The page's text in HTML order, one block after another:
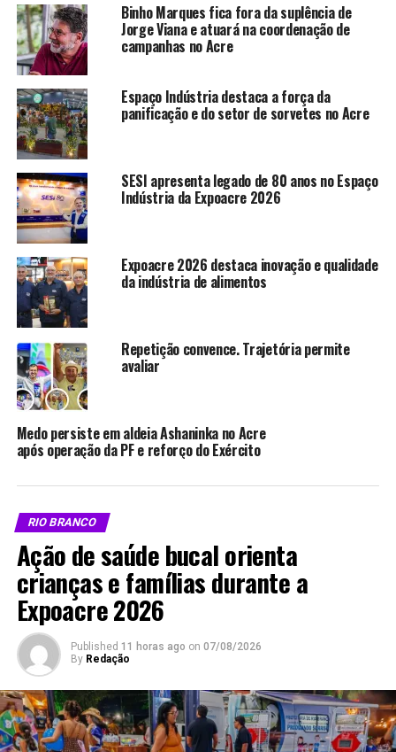
crescimento, visto que a produção local de suínos não
atende completamente às necessidades da empresa. Isso
aponta para a necessidade de políticas públicas
adicionais para estimular a produção local e integrar
pequenos produtores rurais em todo o estado.
No contexto mais amplo, a balança comercial do Acre
em 2023 sofreu influência de instabilidades políticas e
econômicas que impactaram as operações
internacionais do estado. Apesar da queda no saldo da
balança comercial, a carne suína e a soja foram os
O principal mercado para a carne suína exportada pelo
Acre em 2023 foi o Peru. Este país vizinho ao estado se
destacou como o maior importador de produtos
acreanos, incluindo a carne suína, a castanha e o milho,
todos transportados pela Estrada do Pacífico.
Compartilhe isso:
Telegram
Relacionado
Binho Marques fica fora da suplência de
Jorge Viana e atuará na coordenação de
campanhas no Acre
Espaço Indústria destaca a força da
panificação e do setor de sorvetes no Acre
SESI apresenta legado de 80 anos no Espaço
Indústria da Expoacre 2026
Expoacre 2026 destaca inovação e qualidade
da indústria de alimentos
Repetição convence. Trajetória permite
avaliar
Medo persiste em aldeia Ashaninka no Acre
após operação da PF e reforço do Exército
RIO BRANCO
Ação de saúde bucal orienta
crianças e famílias durante a
Expoacre 2026
Published 11 horas ago on 07/08/2026
By Redação